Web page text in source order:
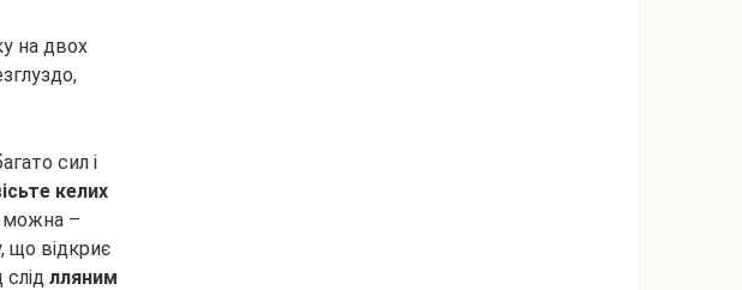
на двох
сил і
келих
можна –
що відкриє
лляним